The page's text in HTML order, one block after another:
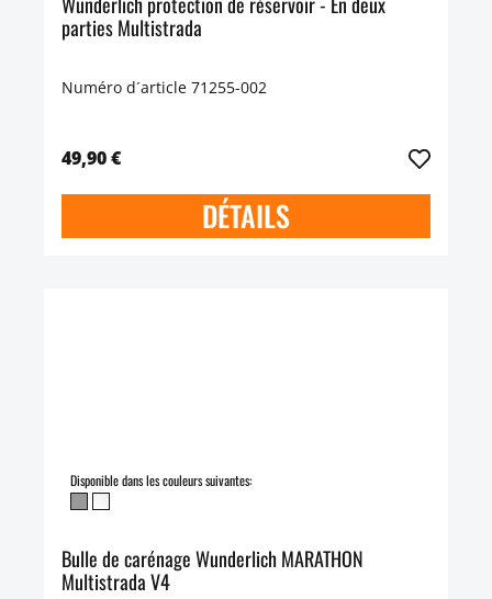
parties Multistrada
Numéro d´article 71255-002
49,90 €
DÉTAILS
Disponible dans les couleurs suivantes:
Bulle de carénage Wunderlich MARATHON
Multistrada V4